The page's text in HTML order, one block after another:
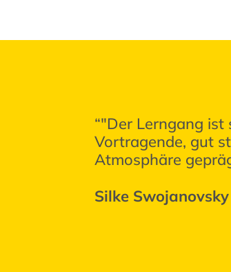
“"Der Lerngang
Vortragende, gut
Atmosphäre
Silke